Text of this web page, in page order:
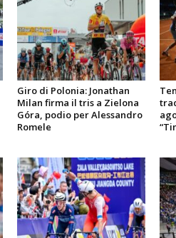
Giro di Polonia: Jonathan
Milan firma il tris a Zielona
Góra, podio per Alessandro
Romele